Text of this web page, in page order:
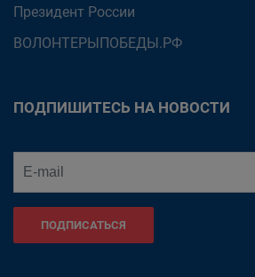
Президент России
ВОЛОНТЕРЫПОБЕДЫ.РФ
ПОДПИШИТЕСЬ НА НОВОСТИ
ПОДПИСАТЬСЯ